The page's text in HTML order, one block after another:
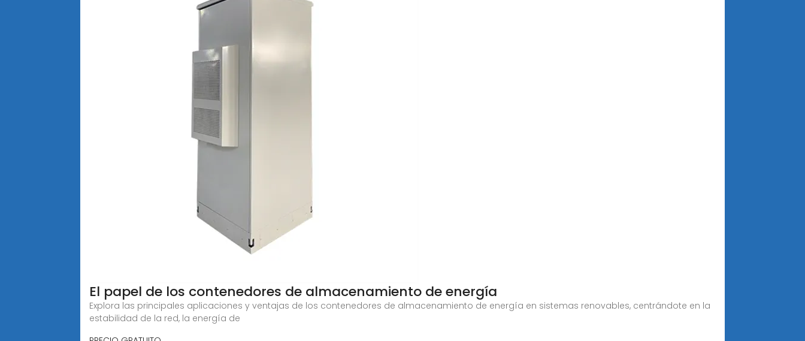
El papel de los contenedores de almacenamiento de energía
Explora las principales aplicaciones y ventajas de los contenedores de almacenamiento de energía en sistemas renovables, centrándote en la
estabilidad de la red, la energía de